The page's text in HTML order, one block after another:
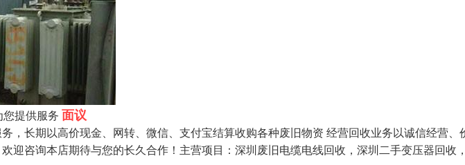
提供服务 面议
，长期以高价现金、网转、微信、支付宝结算收购各种废旧物资 经营回收业务以诚信经营、
迎咨询本店期待与您的长久合作！主营项目：深圳废旧电缆电线回收，深圳二手变压器回收